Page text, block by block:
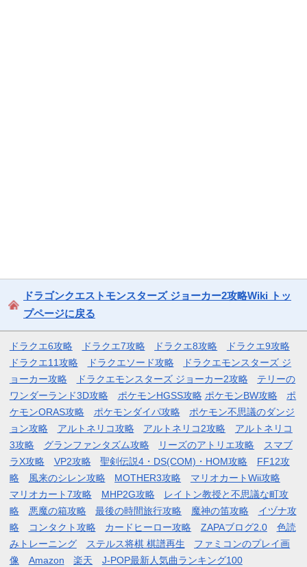
ドラゴンクエストモンスターズ ジョーカー2攻略Wiki トッ
プページに戻る
ドラクエ6攻略 ドラクエ7攻略 ドラクエ8攻略
ドラクエ9攻略
ドラクエ11攻略
ドラクエソード攻略
ドラクエモンスターズ ジ
ョーカー攻略
ドラクエモンスターズ ジョーカー2攻略
テリーの
ワンダーランド3D攻略
ポケモンHGSS攻略 ポケモンBW攻略
ポ
ケモンORAS攻略
ポケモンダイパ攻略
ポケモン不思議のダンジ
ョン攻略
アルトネリコ攻略 アルトネリコ2攻略
アルトネリコ
3攻略
グランファンタズム攻略 リーズのアトリエ攻略
スマブ
ラX攻略
VP2攻略 聖剣伝説4・DS(COM)・HOM攻略
FF12攻
略
風来のシレン攻略 MOTHER3攻略
マリオカートWii攻略
マリオカート7攻略
MHP2G攻略
レイトン教授と不思議な町攻
略
悪魔の箱攻略 最後の時間旅行攻略 魔神の笛攻略
イヅナ攻
略
コンタクト攻略 カードヒーロー攻略 ZAPAブログ2.0
色読
みトレーニング
ステルス将棋 棋譜再生
ファミコンのプレイ画
像
Amazon 楽天 J-POP最新人気曲ランキング100